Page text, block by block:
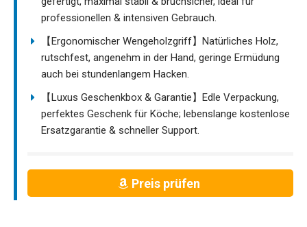
professionellen & intensiven Gebrauch.
【Ergonomischer Wengeholzgriff】Natürliches Holz,
rutschfest, angenehm in der Hand, geringe Ermüdung
auch bei stundenlangem Hacken.
【Luxus Geschenkbox & Garantie】Edle Verpackung,
perfektes Geschenk für Köche; lebenslange kostenlose
Ersatzgarantie & schneller Support.
Preis prüfen